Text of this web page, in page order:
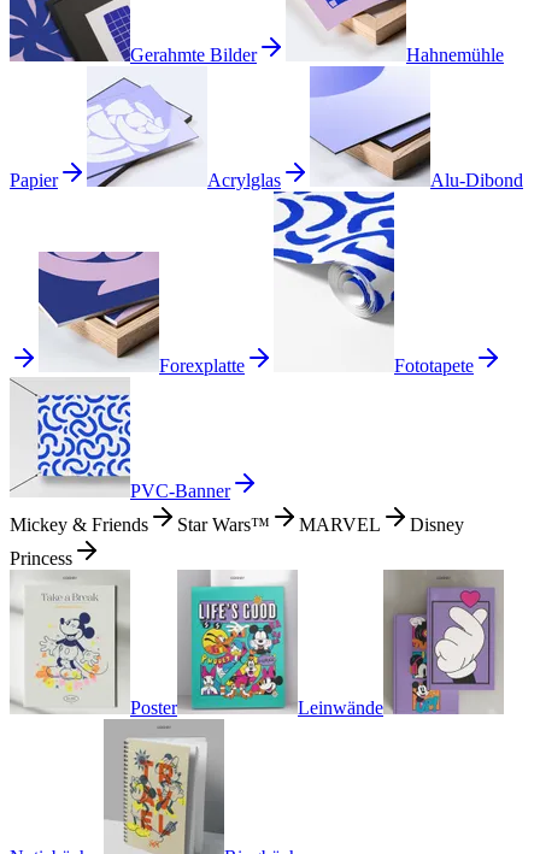
Gerahmte Bilder Hahnemühle
Papier Acrylglas Alu-Dibond
Forexplatte Fototapete
PVC-Banner
Mickey & Friends
Star Wars™ MARVEL
Disney
Princess
Poster Leinwände